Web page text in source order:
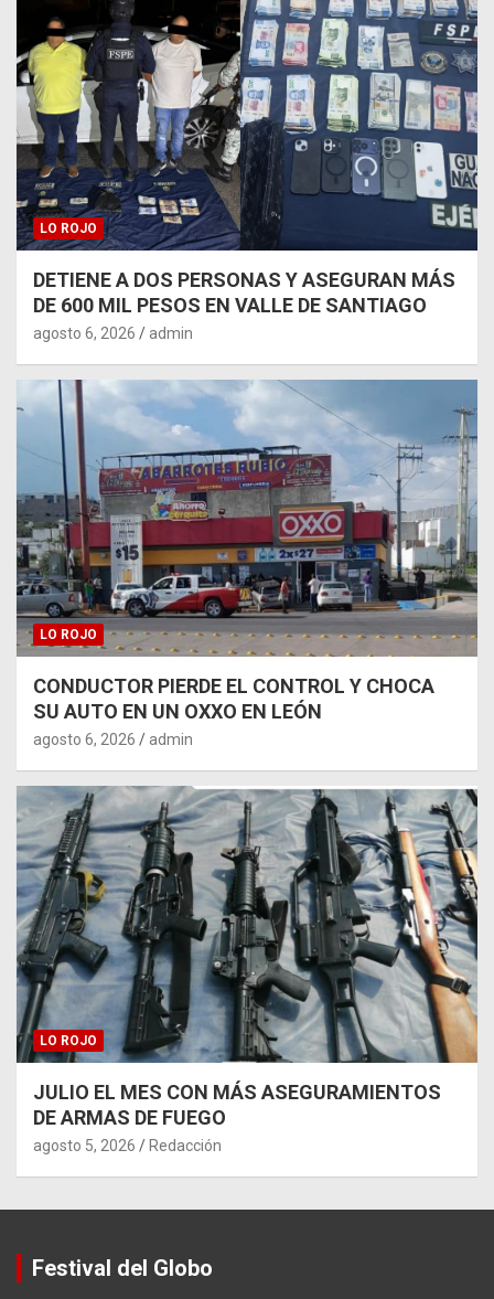
LO ROJO
DETIENE A DOS PERSONAS Y ASEGURAN MÁS
DE 600 MIL PESOS EN VALLE DE SANTIAGO
agosto 6, 2026 admin
LO ROJO
CONDUCTOR PIERDE EL CONTROL Y CHOCA
SU AUTO EN UN OXXO EN LEÓN
agosto 6, 2026 admin
LO ROJO
JULIO EL MES CON MÁS ASEGURAMIENTOS
DE ARMAS DE FUEGO
agosto 5, 2026 Redacción
Festival del Globo